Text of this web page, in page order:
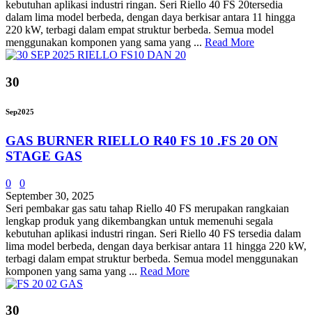
kebutuhan aplikasi industri ringan. Seri Riello 40 FS 20tersedia
dalam lima model berbeda, dengan daya berkisar antara 11 hingga
220 kW, terbagi dalam empat struktur berbeda. Semua model
menggunakan komponen yang sama yang ... Read More
30
Sep2025
GAS BURNER RIELLO R40 FS 10 .FS 20 ON
STAGE GAS
0
0
September 30, 2025
Seri pembakar gas satu tahap Riello 40 FS merupakan rangkaian
lengkap produk yang dikembangkan untuk memenuhi segala
kebutuhan aplikasi industri ringan. Seri Riello 40 FS tersedia dalam
lima model berbeda, dengan daya berkisar antara 11 hingga 220 kW,
terbagi dalam empat struktur berbeda. Semua model menggunakan
komponen yang sama yang ... Read More
30